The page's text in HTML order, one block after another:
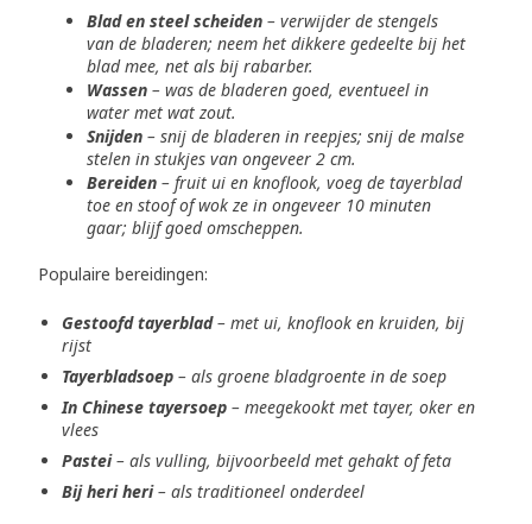
Blad en steel scheiden – verwijder de stengels
van de bladeren; neem het dikkere gedeelte bij het
blad mee, net als bij rabarber.
Wassen – was de bladeren goed, eventueel in
water met wat zout.
Snijden – snij de bladeren in reepjes; snij de malse
stelen in stukjes van ongeveer 2 cm.
Bereiden – fruit ui en knoflook, voeg de tayerblad
toe en stoof of wok ze in ongeveer 10 minuten
gaar; blijf goed omscheppen.
Populaire bereidingen:
Gestoofd tayerblad– met ui, knoflook en kruiden, bij
rijst
Tayerbladsoep – als groene bladgroente in de soep
In Chinese tayersoep – meegekookt met tayer, oker en
vlees
Pastei– als vulling, bijvoorbeeld met gehakt of feta
Bij heri heri– als traditioneel onderdeel